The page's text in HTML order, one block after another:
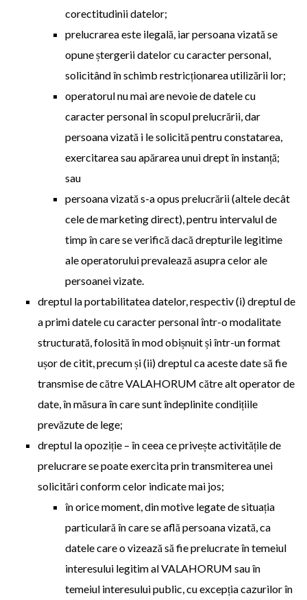
corectitudinii datelor;
prelucrarea este ilegală, iar persoana vizată se
opune ștergerii datelor cu caracter personal,
solicitând în schimb restricționarea utilizării lor;
operatorul nu mai are nevoie de datele cu
caracter personal în scopul prelucrării, dar
persoana vizată i le solicită pentru constatarea,
exercitarea sau apărarea unui drept în instanță;
sau
persoana vizată s-a opus prelucrării (altele decât
cele de marketing direct), pentru intervalul de
timp în care se verifică dacă drepturile legitime
ale operatorului prevalează asupra celor ale
persoanei vizate.
dreptul la portabilitatea datelor, respectiv (i) dreptul de
a primi datele cu caracter personal într-o modalitate
structurată, folosită în mod obișnuit și într-un format
ușor de citit, precum și (ii) dreptul ca aceste date să fie
transmise de către VALAHORUM către alt operator de
date, în măsura în care sunt îndeplinite condițiile
prevăzute de lege;
dreptul la opoziție – în ceea ce privește activitățile de
prelucrare se poate exercita prin transmiterea unei
solicitări conform celor indicate mai jos;
în orice moment, din motive legate de situația
particulară în care se află persoana vizată, ca
datele care o vizează să fie prelucrate în temeiul
interesului legitim al VALAHORUM sau în
temeiul interesului public, cu excepția cazurilor în